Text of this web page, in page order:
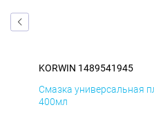
KORWIN 1489541945
Смазка универсальная
400мл